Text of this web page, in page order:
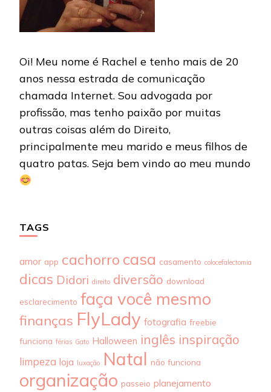
Oi! Meu nome é Rachel e tenho mais de 20
anos nessa estrada de comunicação
chamada Internet. Sou advogada por
profissão, mas tenho paixão por muitas
outras coisas além do Direito,
principalmente meu marido e meus filhos de
quatro patas. Seja bem vindo ao meu mundo
TAGS
amor app cachorro casa casamento colocefalectomia
dicas Didori direito diversão download
esclarecimento faça você mesmo
finanças FlyLady fotografia freebie
funciona férias Gato Halloween inglês inspiração
limpeza loja luxação Natal não funciona
organização passeio planejamento